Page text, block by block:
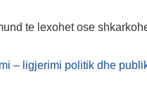
te lexohet ose
– ligjerimi politik dhe